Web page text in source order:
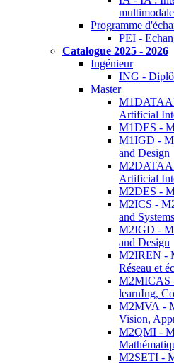
Programme
PEI -
Catalogue 2025 - 2026
Ingénieur
ING -
Master
Artificial
M1DES -
M1IGD -
and Design
Artificial
M2DES -
M2ICS -
and Systems
M2IGD -
and Design
M2IREN -
Réseau et
M2MICAS
learnIng,
M2MVA -
Vision,
M2QMI -
M2SETI -